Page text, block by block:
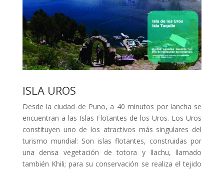
ISLA UROS
Desde la ciudad de Puno, a 40 minutos por lancha se
encuentran a las Islas Flotantes de los Uros. Los Uros
constituyen uno de los atractivos más singulares del
turismo mundial: Son islas flotantes, construidas por
una densa vegetación de totora y llachu, llamado
también Khili; para su conservación se realiza el tejido